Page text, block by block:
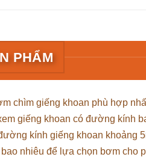
PHẨM
chìm giếng khoan phù hợp
giếng khoan có đường kính
kính giếng khoan khoảng
nhiêu để lựa chọn bơm